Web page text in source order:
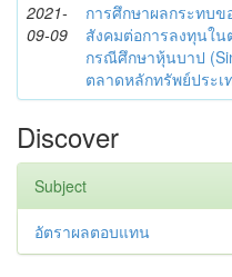
2021-
09-09
การศึกษาผลกระทบข
สังคมต่อการลงทุนใ
กรณีศึกษาหุ้นบาป
ตลาดหลักทรัพย์ประ
Discover
Subject
อัตราผลตอบแทน